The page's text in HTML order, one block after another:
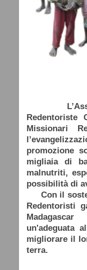
Redentoriste
Missionari
promozione
migliaia di
malnutriti,
possibilità di
Con il
Redentoristi
Madagascar
un'adeguata
migliorare il
terra.